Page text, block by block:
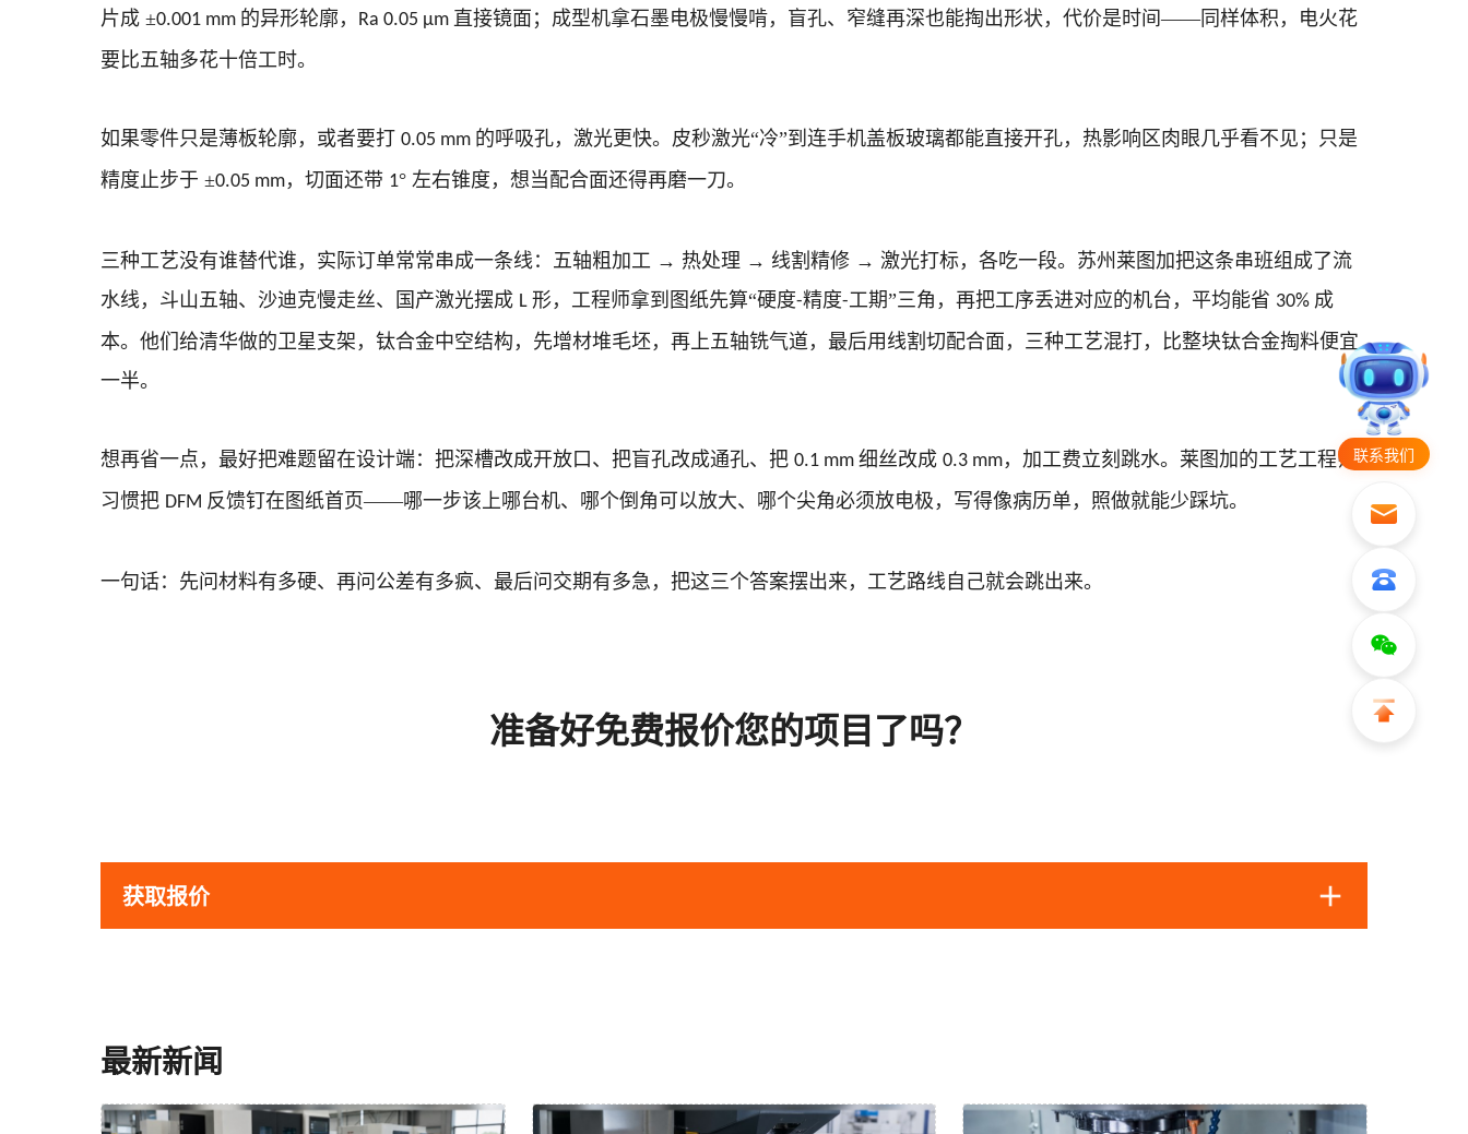
片成 ±0.001 mm 的异形轮廓， Ra 0.05 µm 直接镜面；成型机拿石墨电极慢慢啃，盲孔、窄缝再深也能掏出形状，代价是时间——同样体积，电火花
要比五轴多花十倍工时。
如果零件只是薄板轮廓，或者要打 0.05 mm 的呼吸孔，激光更快。皮秒激光“冷”到连手机盖板玻璃都能直接开孔，热影响区肉眼几乎看不见；只是
精度止步于 ±0.05 mm，切面还带 1° 左右锥度，想当配合面还得再磨一刀。
三种工艺没有谁替代谁，实际订单常常串成一条线：五轴粗加工 → 热处理 → 线割精修 → 激光打标，各吃一段。苏州莱图加把这条串班组成了流
水线，斗山五轴、沙迪克慢走丝、国产激光摆成 L 形，工程师拿到图纸先算“硬度-精度-工期”三角，再把工序丢进对应的机台，平均能省 30% 成
本。他们给清华做的卫星支架，钛合金中空结构，先增材堆毛坯，再上五轴铣气道，最后用线割切配合面，三种工艺混打，比整块钛合金掏料便宜
一半。
想再省一点，最好把难题留在设计端：把深槽改成开放口、把盲孔改成通孔、把 0.1 mm 细丝改成 0.3 mm，加工费立刻跳水。莱图加的工艺工程师
习惯把 DFM 反馈钉在图纸首页——哪一步该上哪台机、哪个倒角可以放大、哪个尖角必须放电极，写得像病历单，照做就能少踩坑。
一句话：先问材料有多硬、再问公差有多疯、最后问交期有多急，把这三个答案摆出来，工艺路线自己就会跳出来。
准备好免费报价您的项目了吗？
获取报价
最新新闻
联系我们